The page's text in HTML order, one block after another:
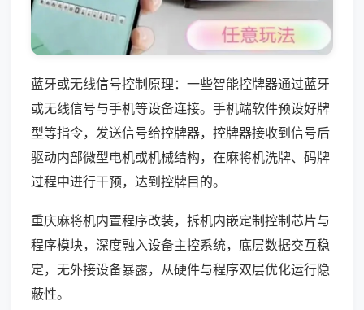
蓝牙或无线信号控制原理：一些智能控牌器通过蓝牙
或无线信号与手机等设备连接。手机端软件预设好牌
型等指令，发送信号给控牌器，控牌器接收到信号后
驱动内部微型电机或机械结构，在麻将机洗牌、码牌
过程中进行干预，达到控牌目的。
重庆麻将机内置程序改装，拆机内嵌定制控制芯片与
程序模块，深度融入设备主控系统，底层数据交互稳
定，无外接设备暴露，从硬件与程序双层优化运行隐
蔽性。